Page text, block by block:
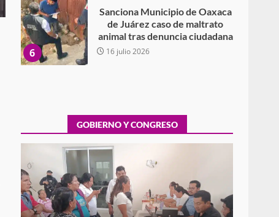
6
Sanciona Municipio de Oaxaca
de Juárez caso de maltrato
animal tras denuncia ciudadana
16 julio 2026
7
delincuencia organizada y
contrabando
16 julio 2026
1
Avanza con orden y
tranquilidad el proceso
electoral extraordinario de
Santiago Xanica: Jesús Romero
7 agosto 2026
GOBIERNO Y CONGRESO
Exhorta Poder Legislativo al IEEPO y al Iocied
a realizar una evaluación técnica y